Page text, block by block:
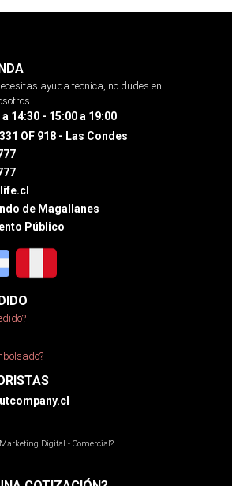
ayuda tecnica, no dudes en
14:30 - 15:00 a 19:00
OF 918 - Las Condes
de Magallanes
Público
Digital - Comercial?